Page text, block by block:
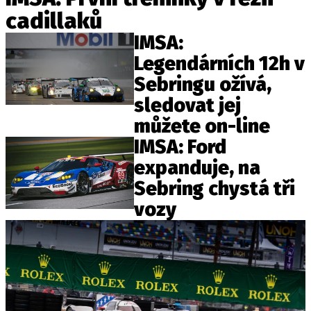
ELEKTRO
NOVINKY ZE SVĚTA EV
TESTY ELEKTROMOBILŮ
TRH S ELEKTROMOBILY
RALLY
OSTATNÍ
TISKOVKY
ROZHOVORY
DAKAR
Z DOMOVA
ZE SVĚTA
MOTORSPORT
cadillaků
IMSA:
Legendárních 12h v
Sebringu ožívá,
sledovat jej
můžete on-line
IMSA: Ford
expanduje, na
Sebring chystá tři
vozy